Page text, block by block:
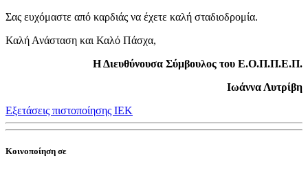
Σας ευχόμαστε από καρδιάς να έχετε καλή σταδιοδρομία.
Καλή Ανάσταση και Καλό Πάσχα,
Η Διευθύνουσα Σύμβουλος του Ε.Ο.Π.Π.Ε.Π.
Ιωάννα Λυτρίβη
Εξετάσεις πιστοποίησης ΙΕΚ
Κοινοποίηση σε